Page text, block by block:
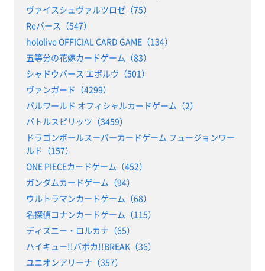
ヴァイスシュヴァルツロゼ（75）
Reバース（547）
hololive OFFICIAL CARD GAME（134）
五等分の花嫁カードゲーム（83）
シャドウバース エボルヴ（501）
ヴァンガード（4299）
パルワールド オフィシャルカードゲーム（2）
バトルスピリッツ（3459）
ドラゴンボールスーパーカードゲーム フュージョンワー
ルド（157）
ONE PIECEカードゲーム（452）
ガンダムカードゲーム（94）
ウルトラマンカードゲーム（68）
名探偵コナンカードゲーム（115）
ディズニー・ロルカナ（65）
ハイキュー!!バボカ!!BREAK（36）
ユニオンアリーナ（357）